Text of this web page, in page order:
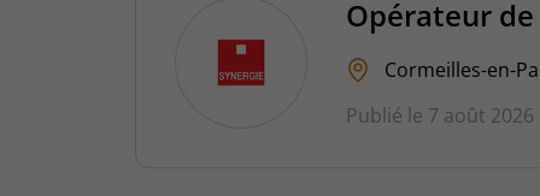
Opérateur
Cormeilles-en-
Publié le 7 août 2026